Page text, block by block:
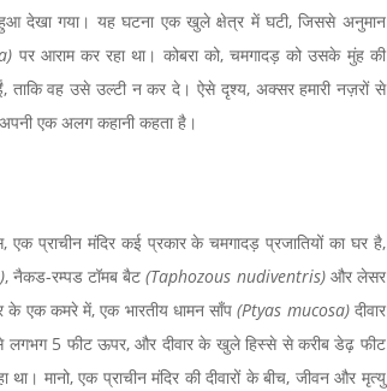
देखा गया। यह घटना एक खुले क्षेत्र में घटी, जिससे अनुमान
पर आराम कर रहा था। कोबरा को, चमगादड़ को उसके मुंह की
ताकि वह उसे उल्टी न कर दे। ऐसे दृश्य, अक्सर हमारी नज़रों से
एक अलग कहानी कहता है।
प्राचीन मंदिर कई प्रकार के चमगादड़ प्रजातियों का घर है,
, नैकड-रम्पड टॉमब बैट(Taphozous nudiventris)और लेसर
के एक कमरे में, एक भारतीय धामन साँप(Ptyas mucosa)दीवार
लगभग 5 फीट ऊपर, और दीवार के खुले हिस्से से करीब डेढ़ फीट
मानो, एक प्राचीन मंदिर की दीवारों के बीच, जीवन और मृत्यु